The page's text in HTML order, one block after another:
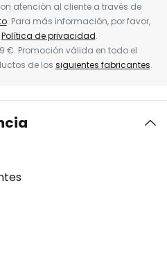
atención al cliente a través de
. Para más información, por favor,
Política de privacidad.
€. Promoción válida en todo el
de los siguientes fabricantes.